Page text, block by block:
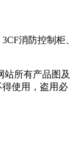
站所有产品图及
使用，盗用必